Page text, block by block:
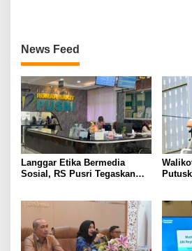
News Feed
Langgar Etika Bermedia
Sosial, RS Pusri Tegaskan